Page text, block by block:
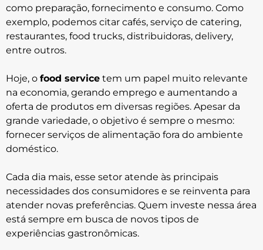
como preparação, fornecimento e consumo. Como
exemplo, podemos citar cafés, serviço de catering,
restaurantes, food trucks, distribuidoras, delivery,
entre outros.
Hoje, o food service tem um papel muito relevante
na economia, gerando emprego e aumentando a
oferta de produtos em diversas regiões. Apesar da
grande variedade, o objetivo é sempre o mesmo:
fornecer serviços de alimentação fora do ambiente
doméstico.
Cada dia mais, esse setor atende às principais
necessidades dos consumidores e se reinventa para
atender novas preferências. Quem investe nessa área
está sempre em busca de novos tipos de
experiências gastronômicas.